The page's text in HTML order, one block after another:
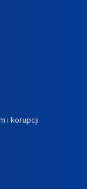
i korupcji